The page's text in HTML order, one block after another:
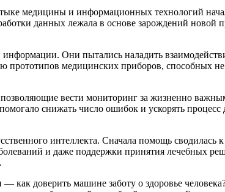
медицины и информационных технологий
данных лежала в основе зарождений новой
Они пытались наладить
медицинских приборов, способных не
вести мониторинг за жизненно
снижать число ошибок и ускорять
интеллекта. Сначала помощь
и даже поддержки принятия лечебных
доверить машине заботу о здоровье